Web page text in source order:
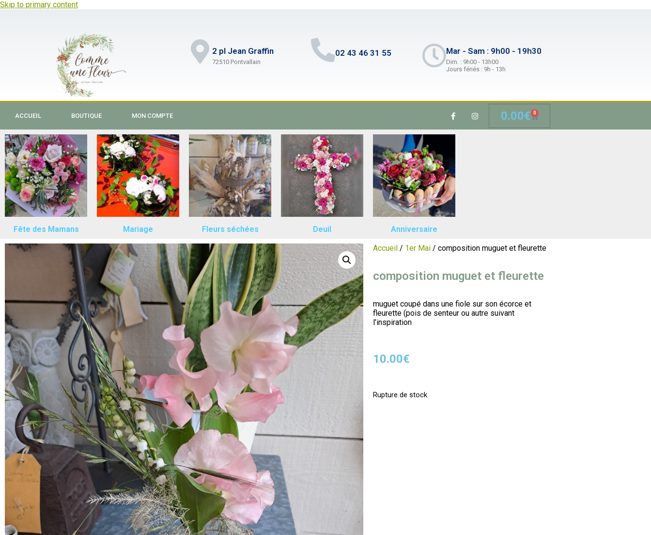
Skip to primary content
2 pl Jean Graffin
72510 Pontvallain
02 43 46 31 55 Mar - Sam : 9h00 - 19h30
Dim. : 9h00 - 13h00
Jours fériés : 9h - 13h
ACCUEIL BOUTIQUE MON COMPTE 0.00€ 0
Fête des Mamans Mariage Fleurs séchées Deuil Anniversaire
Accueil/ 1er Mai/ composition muguet et fleurette
composition muguet et fleurette
muguet coupé dans une fiole sur son écorce et
fleurette (pois de senteur ou autre suivant
l’inspiration
10.00€
Rupture de stock